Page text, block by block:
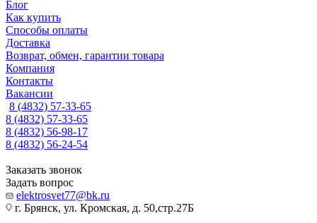
Блог
Как купить
Способы оплаты
Доставка
Возврат, обмен, гарантии товара
Компания
Контакты
Вакансии
8 (4832) 57-33-65
8 (4832) 57-33-65
8 (4832) 56-98-17
8 (4832) 56-24-54
Заказать звонок
Задать вопрос
elektrosvet77@bk.ru
г. Брянск, ул. Кромская, д. 50,стр.27Б